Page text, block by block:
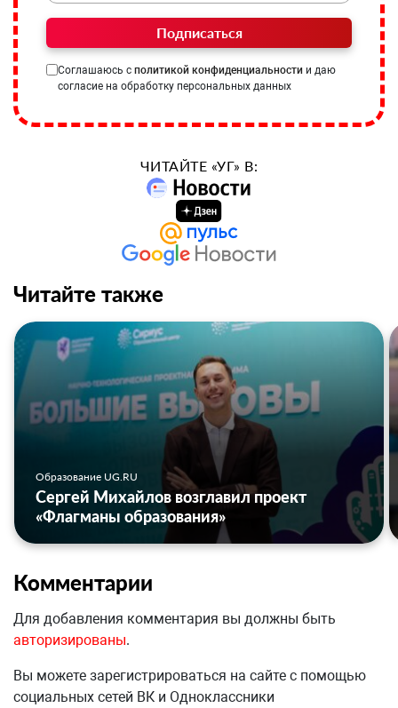
Подписаться
Соглашаюсь с политикой конфиденциальности и даю
согласие на обработку персональных данных
ЧИТАЙТЕ «УГ» В:
Читайте также
Образование UG.RU
Сергей Михайлов возглавил проект
«Флагманы образования»
Комментарии
Для добавления комментария вы должны быть
авторизированы.
Вы можете зарегистрироваться на сайте с помощью
социальных сетей ВК и Одноклассники